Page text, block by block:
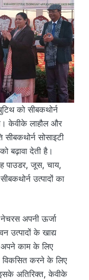
को सीबकथोर्न
केवीके लाहौल और
सीबकथोर्न सोसाइटी
बढ़ावा देती है।
पाउडर, जूस, चाय,
उत्पादों का
नेचरस अपनी ऊर्जा
उत्पादों के खाद्य
काम के लिए
विकसित करने के लिए
अतिरिक्त, केवीके